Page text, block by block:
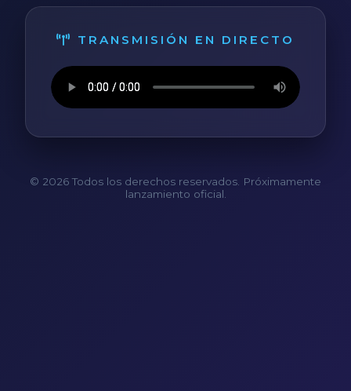
TRANSMISIÓN EN DIRECTO
© 2026 Todos los derechos reservados. Próximamente
lanzamiento oficial.